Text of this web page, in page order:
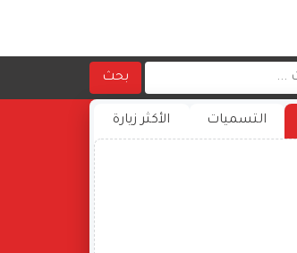
بحث
التسميات الأكثر زيارة